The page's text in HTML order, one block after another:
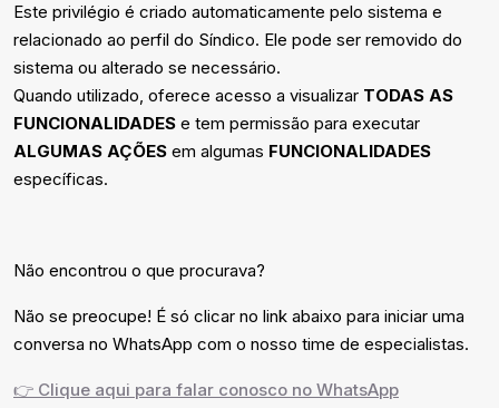
Este privilégio é criado automaticamente pelo sistema e
relacionado ao perfil do Síndico. Ele pode ser removido do
sistema ou alterado se necessário.
Quando utilizado, oferece acesso a visualizar TODAS AS
FUNCIONALIDADES e tem permissão para executar
ALGUMAS AÇÕES em algumas FUNCIONALIDADES
específicas.
Não encontrou o que procurava?
Não se preocupe! É só clicar no link abaixo para iniciar uma
conversa no WhatsApp com o nosso time de especialistas.
👉 Clique aqui para falar conosco no WhatsApp